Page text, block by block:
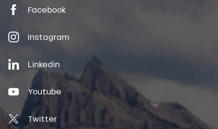
Facebook
Instagram
Linkedin
Youtube
Twitter